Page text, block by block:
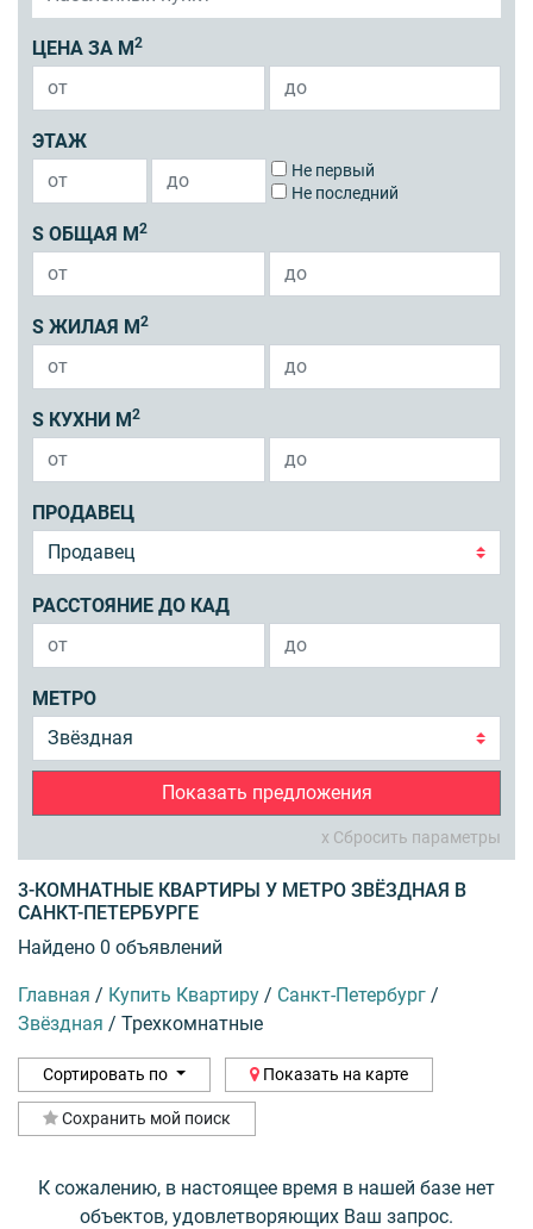
ЦЕНА ЗА М 2
ЭТАЖ
Не первый
Не последний
S ОБЩАЯ М 2
S ЖИЛАЯ М 2
S КУХНИ М 2
ПРОДАВЕЦ
РАССТОЯНИЕ ДО КАД
МЕТРО
Показать предложения
x Сбросить параметры
3-КОМНАТНЫЕ КВАРТИРЫ У МЕТРО ЗВЁЗДНАЯ В
САНКТ-ПЕТЕРБУРГЕ
Найдено 0 объявлений
Главная / Купить Квартиру / Санкт-Петербург /
Звёздная / Трехкомнатные
Сортировать по Показать на карте
Сохранить мой поиск
К сожалению, в настоящее время в нашей базе нет
объектов, удовлетворяющих Ваш запрос.